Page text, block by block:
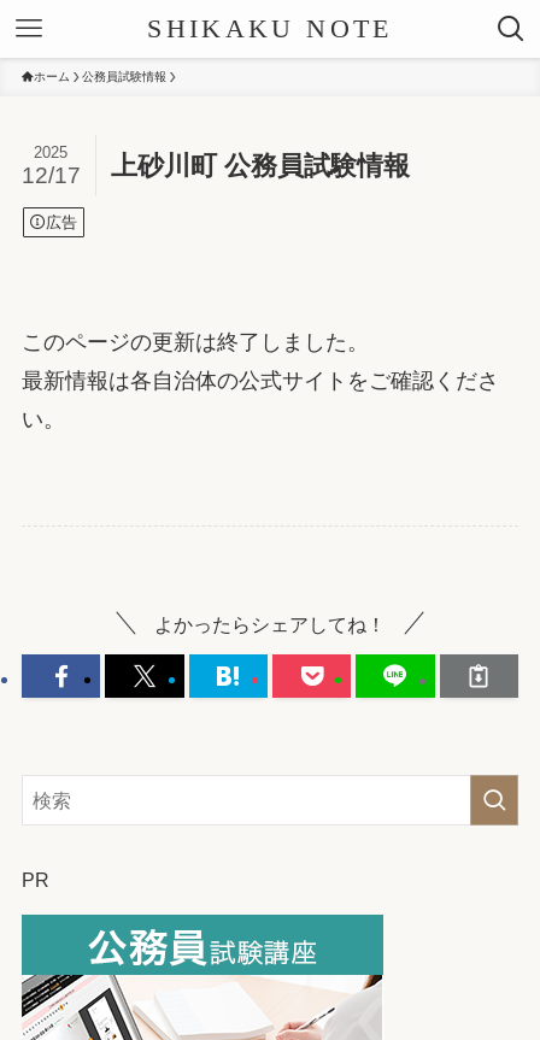
SHIKAKU NOTE
ホーム 公務員試験情報
上砂川町 公務員試験情報
2025
12/17
広告
このページの更新は終了しました。
最新情報は各自治体の公式サイトをご確認くださ
い。
よかったらシェアしてね！
PR